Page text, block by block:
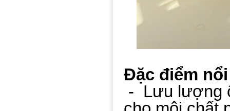
Đặc điểm
- Lưu lượng